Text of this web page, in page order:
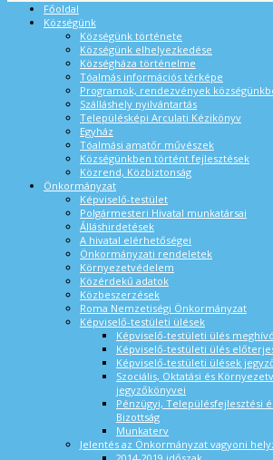
Főoldal
Községünk
Községünk története
Községünk elhelyezkedése
Községháza történelme
Tóalmás információs térképe
Programok, rendezvények
Szálláshely nyilvántartás
Településképi Arculati Kézikönyv
Egyház
Tóalmási amatőr művészek
Községünkben történt fejlesztések
Közrend, Közbiztonság
Önkormányzat
Képviselő-testület
Polgármesteri Hivatal munkatársai
Álláshirdetések
A hivatal elérhetőségei
Önkormányzati rendeletek
Környezetvédelem
Közérdekű adatok
Közbeszerzések
Roma Nemzetiségi Önkormányzat
Képviselő-testületi ülések
Képviselő-testületi ülés
Képviselő-testületi ülés
Képviselő-testületi ülések
Szociális, Oktatási és
jegyzőkönyvei
Pénzügyi, Településfejlesztési
Bizottság
Munkaterv
Jelentés az Önkormányzat vagyoni